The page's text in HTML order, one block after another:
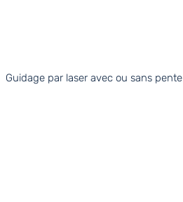
Guidage par laser avec ou sans pente